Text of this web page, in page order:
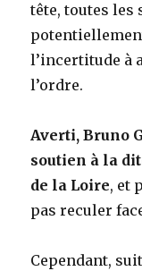
tête, toutes
l’incertitude à
l’ordre.
Averti, Bruno
soutien à la
de la Loire, et
pas reculer
Cependant,